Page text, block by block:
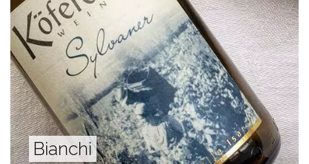
Bianchi